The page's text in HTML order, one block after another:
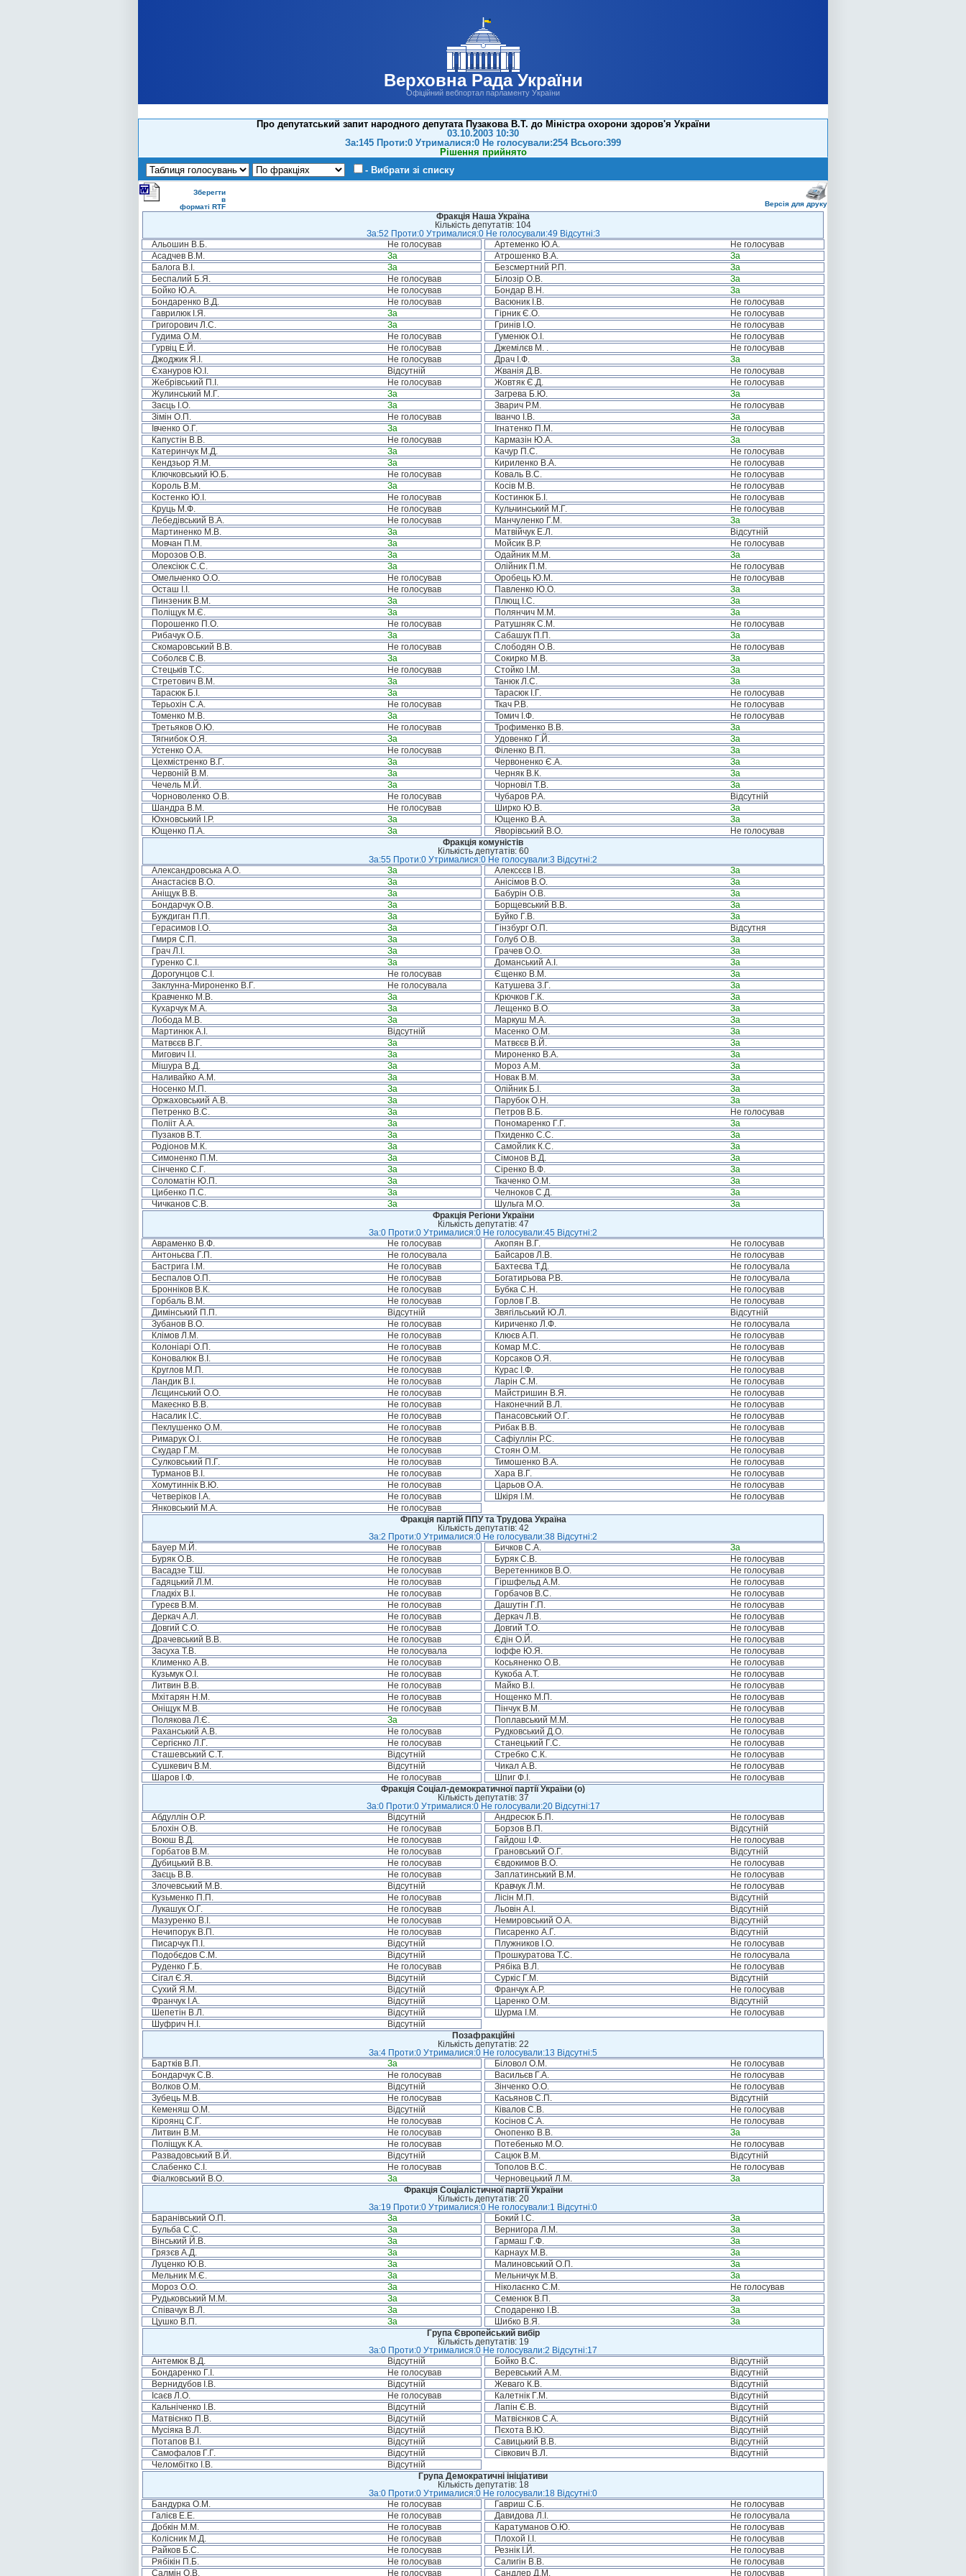
Верховна Рада України
Офіційний вебпортал парламенту України
Про депутатський запит народного депутата Пузакова В.Т. до Міністра охорони здоров'я України
03.10.2003 10:30
За:145 Проти:0 Утрималися:0 Не голосували:254 Всього:399
Рішення прийнято
- Вибрати зі списку
Зберегти
в
форматі RTF
Версія для друку
Фракція Наша Україна
Кількість депутатів: 104
За:52 Проти:0 Утрималися:0 Не голосували:49 Відсутні:3
Альошин В.Б.
Не голосував Артеменко Ю.А.
Не голосував
Асадчев В.М.
За Атрошенко В.А.
За
Балога В.І.
За Безсмертний Р.П.
За
Беспалий Б.Я.
Не голосував Білозір О.В.
За
Бойко Ю.А.
Не голосував Бондар В.Н.
За
Бондаренко В.Д.
Не голосував Васюник І.В.
Не голосував
Гаврилюк І.Я.
За Гірник Є.О.
Не голосував
Григорович Л.С.
За Гринів І.О.
Не голосував
Гудима О.М.
Не голосував Гуменюк О.І.
Не голосував
Гурвіц Е.Й.
Не голосував Джемілєв М. .
Не голосував
Джоджик Я.І.
Не голосував Драч І.Ф.
За
Єхануров Ю.І.
Відсутній Жванія Д.В.
Не голосував
Жебрівський П.І.
Не голосував Жовтяк Є.Д.
Не голосував
Жулинський М.Г.
За Загрева Б.Ю.
За
Заєць І.О.
За Зварич Р.М.
Не голосував
Зімін О.П.
Не голосував Іванчо І.В.
За
Івченко О.Г.
За Ігнатенко П.М.
Не голосував
Капустін В.В.
Не голосував Кармазін Ю.А.
За
Катеринчук М.Д.
За Качур П.С.
Не голосував
Кендзьор Я.М.
За Кириленко В.А.
Не голосував
Ключковський Ю.Б.
Не голосував Коваль В.С.
Не голосував
Король В.М.
За Косів М.В.
Не голосував
Костенко Ю.І.
Не голосував Костинюк Б.І.
Не голосував
Круць М.Ф.
Не голосував Кульчинський М.Г.
Не голосував
Лебедівський В.А.
Не голосував Манчуленко Г.М.
За
Мартиненко М.В.
За Матвійчук Е.Л.
Відсутній
Мовчан П.М.
За Мойсик В.Р.
Не голосував
Морозов О.В.
За Одайник М.М.
За
Олексіюк С.С.
За Олійник П.М.
Не голосував
Омельченко О.О.
Не голосував Оробець Ю.М.
Не голосував
Осташ І.І.
Не голосував Павленко Ю.О.
За
Пинзеник В.М.
За Плющ І.С.
За
Поліщук М.Є.
За Полянчич М.М.
За
Порошенко П.О.
Не голосував Ратушняк С.М.
Не голосував
Рибачук О.Б.
За Сабашук П.П.
За
Скомаровський В.В.
Не голосував Слободян О.В.
Не голосував
Соболєв С.В.
За Сокирко М.В.
За
Стецьків Т.С.
Не голосував Стойко І.М.
За
Стретович В.М.
За Танюк Л.С.
За
Тарасюк Б.І.
За Тарасюк І.Г.
Не голосував
Терьохін С.А.
Не голосував Ткач Р.В.
Не голосував
Томенко М.В.
За Томич І.Ф.
Не голосував
Третьяков О.Ю.
Не голосував Трофименко В.В.
За
Тягнибок О.Я.
За Удовенко Г.Й.
За
Устенко О.А.
Не голосував Філенко В.П.
За
Цехмістренко В.Г.
За Червоненко Є.А.
За
Червоній В.М.
За Черняк В.К.
За
Чечель М.Й.
За Чорновіл Т.В.
За
Чорноволенко О.В.
Не голосував Чубаров Р.А.
Відсутній
Шандра В.М.
Не голосував Ширко Ю.В.
За
Юхновський І.Р.
За Ющенко В.А.
За
Ющенко П.А.
За Яворівський В.О.
Не голосував
Фракція комуністів
Кількість депутатів: 60
За:55 Проти:0 Утрималися:0 Не голосували:3 Відсутні:2
Александровська А.О.
За Алексєєв І.В.
За
Анастасієв В.О.
За Анісімов В.О.
За
Аніщук В.В.
За Бабурін О.В.
За
Бондарчук О.В.
За Борщевський В.В.
За
Буждиган П.П.
За Буйко Г.В.
За
Герасимов І.О.
За Гінзбург О.П.
Відсутня
Гмиря С.П.
За Голуб О.В.
За
Грач Л.І.
За Грачев О.О.
За
Гуренко С.І.
За Доманський А.І.
За
Дорогунцов С.І.
Не голосував Єщенко В.М.
За
Заклунна-Мироненко В.Г.
Не голосувала Катушева З.Г.
За
Кравченко М.В.
За Крючков Г.К.
За
Кухарчук М.А.
За Лещенко В.О.
За
Лобода М.В.
За Маркуш М.А.
За
Мартинюк А.І.
Відсутній Масенко О.М.
За
Матвєєв В.Г.
За Матвєєв В.Й.
За
Мигович І.І.
За Мироненко В.А.
За
Мішура В.Д.
За Мороз А.М.
За
Наливайко А.М.
За Новак В.М.
За
Носенко М.П.
За Олійник Б.І.
За
Оржаховський А.В.
За Парубок О.Н.
За
Петренко В.С.
За Петров В.Б.
Не голосував
Полііт А.А.
За Пономаренко Г.Г.
За
Пузаков В.Т.
За Пхиденко С.С.
За
Родіонов М.К.
За Самойлик К.С.
За
Симоненко П.М.
За Сімонов В.Д.
За
Сінченко С.Г.
За Сіренко В.Ф.
За
Соломатін Ю.П.
За Ткаченко О.М.
За
Цибенко П.С.
За Челноков С.Д.
За
Чичканов С.В.
За Шульга М.О.
За
Фракція Регіони України
Кількість депутатів: 47
За:0 Проти:0 Утрималися:0 Не голосували:45 Відсутні:2
Авраменко В.Ф.
Не голосував Акопян В.Г.
Не голосував
Антоньєва Г.П.
Не голосувала Байсаров Л.В.
Не голосував
Бастрига І.М.
Не голосував Бахтеєва Т.Д.
Не голосувала
Беспалов О.П.
Не голосував Богатирьова Р.В.
Не голосувала
Бронніков В.К.
Не голосував Бубка С.Н.
Не голосував
Горбаль В.М.
Не голосував Горлов Г.В.
Не голосував
Димінський П.П.
Відсутній Звягільський Ю.Л.
Відсутній
Зубанов В.О.
Не голосував Кириченко Л.Ф.
Не голосувала
Клімов Л.М.
Не голосував Клюєв А.П.
Не голосував
Колоніарі О.П.
Не голосував Комар М.С.
Не голосував
Коновалюк В.І.
Не голосував Корсаков О.Я.
Не голосував
Круглов М.П.
Не голосував Курас І.Ф.
Не голосував
Ландик В.І.
Не голосував Ларін С.М.
Не голосував
Лєщинський О.О.
Не голосував Майстришин В.Я.
Не голосував
Макеєнко В.В.
Не голосував Наконечний В.Л.
Не голосував
Насалик І.С.
Не голосував Панасовський О.Г.
Не голосував
Пеклушенко О.М.
Не голосував Рибак В.В.
Не голосував
Римарук О.І.
Не голосував Сафіуллін Р.С.
Не голосував
Скудар Г.М.
Не голосував Стоян О.М.
Не голосував
Сулковський П.Г.
Не голосував Тимошенко В.А.
Не голосував
Турманов В.І.
Не голосував Хара В.Г.
Не голосував
Хомутиннік В.Ю.
Не голосував Царьов О.А.
Не голосував
Четверіков І.А.
Не голосував Шкіря І.М.
Не голосував
Янковський М.А.
Не голосував
Фракція партій ППУ та Трудова Україна
Кількість депутатів: 42
За:2 Проти:0 Утрималися:0 Не голосували:38 Відсутні:2
Бауер М.Й.
Не голосував Бичков С.А.
За
Буряк О.В.
Не голосував Буряк С.В.
Не голосував
Васадзе Т.Ш.
Не голосував Веретенников В.О.
Не голосував
Гадяцький Л.М.
Не голосував Гіршфельд А.М.
Не голосував
Гладкіх В.І.
Не голосував Горбачов В.С.
Не голосував
Гуреєв В.М.
Не голосував Дашутін Г.П.
Не голосував
Деркач А.Л.
Не голосував Деркач Л.В.
Не голосував
Довгий С.О.
Не голосував Довгий Т.О.
Не голосував
Драчевський В.В.
Не голосував Єдін О.Й.
Не голосував
Засуха Т.В.
Не голосувала Іоффе Ю.Я.
Не голосував
Клименко А.В.
Не голосував Косьяненко О.В.
Не голосував
Кузьмук О.І.
Не голосував Кукоба А.Т.
Не голосував
Литвин В.В.
Не голосував Майко В.І.
Не голосував
Мхітарян Н.М.
Не голосував Нощенко М.П.
Не голосував
Оніщук М.В.
Не голосував Пінчук В.М.
Не голосував
Полякова Л.Є.
За Поплавський М.М.
Не голосував
Раханський А.В.
Не голосував Рудковський Д.О.
Не голосував
Сергієнко Л.Г.
Не голосував Станецький Г.С.
Не голосував
Сташевський С.Т.
Відсутній Стребко С.К.
Не голосував
Сушкевич В.М.
Відсутній Чикал А.В.
Не голосував
Шаров І.Ф.
Не голосував Шпиг Ф.І.
Не голосував
Фракція Соціал-демократичної партії України (о)
Кількість депутатів: 37
За:0 Проти:0 Утрималися:0 Не голосували:20 Відсутні:17
Абдуллін О.Р.
Відсутній Андресюк Б.П.
Не голосував
Блохін О.В.
Не голосував Борзов В.П.
Відсутній
Воюш В.Д.
Не голосував Гайдош І.Ф.
Не голосував
Горбатов В.М.
Не голосував Грановський О.Г.
Відсутній
Дубицький В.В.
Не голосував Євдокимов В.О.
Не голосував
Заєць В.В.
Не голосував Заплатинський В.М.
Не голосував
Злочевський М.В.
Відсутній Кравчук Л.М.
Не голосував
Кузьменко П.П.
Не голосував Лісін М.П.
Відсутній
Лукашук О.Г.
Не голосував Льовін А.І.
Відсутній
Мазуренко В.І.
Не голосував Немировський О.А.
Відсутній
Нечипорук В.П.
Не голосував Писаренко А.Г.
Відсутній
Писарчук П.І.
Відсутній Плужников І.О.
Не голосував
Подобєдов С.М.
Відсутній Прошкуратова Т.С.
Не голосувала
Руденко Г.Б.
Не голосував Рябіка В.Л.
Не голосував
Сігал Є.Я.
Відсутній Суркіс Г.М.
Відсутній
Сухий Я.М.
Відсутній Франчук А.Р.
Не голосував
Франчук І.А.
Відсутній Царенко О.М.
Відсутній
Шепетін В.Л.
Відсутній Шурма І.М.
Не голосував
Шуфрич Н.І.
Відсутній
Позафракційні
Кількість депутатів: 22
За:4 Проти:0 Утрималися:0 Не голосували:13 Відсутні:5
Бартків В.П.
За Біловол О.М.
Не голосував
Бондарчук С.В.
Не голосував Васильєв Г.А.
Не голосував
Волков О.М.
Відсутній Зінченко О.О.
Не голосував
Зубець М.В.
Не голосував Касьянов С.П.
Відсутній
Кеменяш О.М.
Відсутній Ківалов С.В.
Не голосував
Кіроянц С.Г.
Не голосував Косінов С.А.
Не голосував
Литвин В.М.
Не голосував Онопенко В.В.
За
Поліщук К.А.
Не голосував Потебенько М.О.
Не голосував
Развадовський В.Й.
Відсутній Сацюк В.М.
Відсутній
Слабенко С.І.
Не голосував Тополов В.С.
Не голосував
Фіалковський В.О.
За Черновецький Л.М.
За
Фракція Соціалістичної партії України
Кількість депутатів: 20
За:19 Проти:0 Утрималися:0 Не голосували:1 Відсутні:0
Баранівський О.П.
За Бокий І.С.
За
Бульба С.С.
За Вернигора Л.М.
За
Вінський Й.В.
За Гармаш Г.Ф.
За
Грязєв А.Д.
За Карнаух М.В.
За
Луценко Ю.В.
За Малиновський О.П.
За
Мельник М.Є.
За Мельничук М.В.
За
Мороз О.О.
За Ніколаєнко С.М.
Не голосував
Рудьковський М.М.
За Семенюк В.П.
За
Співачук В.Л.
За Сподаренко І.В.
За
Цушко В.П.
За Шибко В.Я.
За
Група Європейський вибір
Кількість депутатів: 19
За:0 Проти:0 Утрималися:0 Не голосували:2 Відсутні:17
Антемюк В.Д.
Відсутній Бойко В.С.
Відсутній
Бондаренко Г.І.
Не голосував Веревський А.М.
Відсутній
Вернидубов І.В.
Відсутній Жеваго К.В.
Відсутній
Ісаєв Л.О.
Не голосував Калетнік Г.М.
Відсутній
Кальніченко І.В.
Відсутній Лапін Є.В.
Відсутній
Матвієнко П.В.
Відсутній Матвієнков С.А.
Відсутній
Мусіяка В.Л.
Відсутній Пєхота В.Ю.
Відсутній
Потапов В.І.
Відсутній Савицький В.В.
Відсутній
Самофалов Г.Г.
Відсутній Сівкович В.Л.
Відсутній
Челомбітко І.В.
Відсутній
Група Демократичні ініціативи
Кількість депутатів: 18
За:0 Проти:0 Утрималися:0 Не голосували:18 Відсутні:0
Бандурка О.М.
Не голосував Гавриш С.Б.
Не голосував
Галієв Е.Е.
Не голосував Давидова Л.І.
Не голосувала
Добкін М.М.
Не голосував Каратуманов О.Ю.
Не голосував
Колісник М.Д.
Не голосував Плохой І.І.
Не голосував
Райков Б.С.
Не голосував Резнік І.Й.
Не голосував
Рябікін П.Б.
Не голосував Салигін В.В.
Не голосував
Салмін О.В.
Не голосував Сандлер Д.М. Не голосував